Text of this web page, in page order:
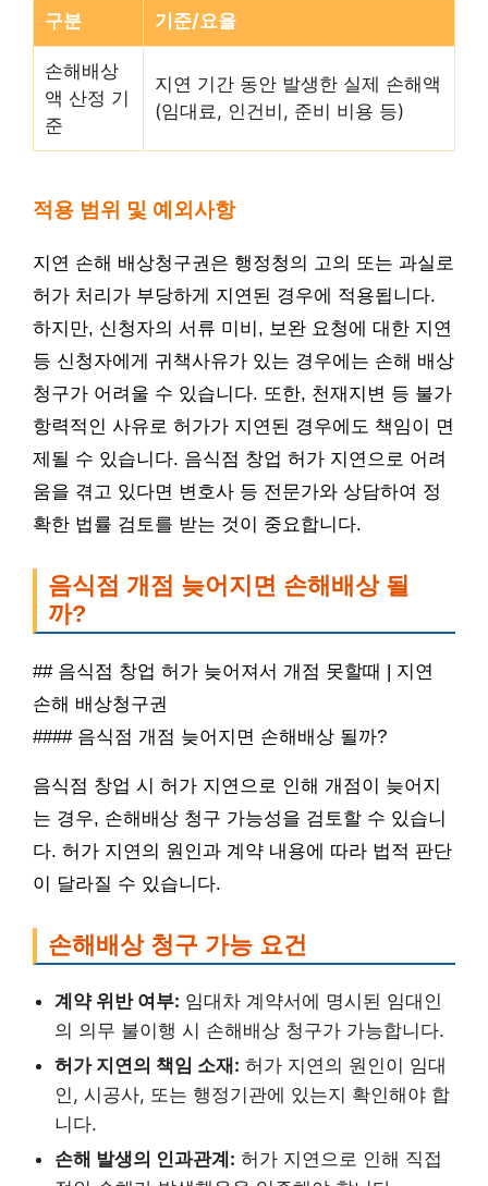
구분 기준/요율
손해배상
액 산정 기
준
지연 기간 동안 발생한 실제 손해액
(임대료, 인건비, 준비 비용 등)
적용 범위 및 예외사항
지연 손해 배상청구권은 행정청의 고의 또는 과실로
허가 처리가 부당하게 지연된 경우에 적용됩니다.
하지만, 신청자의 서류 미비, 보완 요청에 대한 지연
등 신청자에게 귀책사유가 있는 경우에는 손해 배상
청구가 어려울 수 있습니다. 또한, 천재지변 등 불가
항력적인 사유로 허가가 지연된 경우에도 책임이 면
제될 수 있습니다. 음식점 창업 허가 지연으로 어려
움을 겪고 있다면 변호사 등 전문가와 상담하여 정
확한 법률 검토를 받는 것이 중요합니다.
음식점 개점 늦어지면 손해배상 될
까?
## 음식점 창업 허가 늦어져서 개점 못할때 | 지연
손해 배상청구권
#### 음식점 개점 늦어지면 손해배상 될까?
음식점 창업 시 허가 지연으로 인해 개점이 늦어지
는 경우, 손해배상 청구 가능성을 검토할 수 있습니
다. 허가 지연의 원인과 계약 내용에 따라 법적 판단
이 달라질 수 있습니다.
손해배상 청구 가능 요건
계약 위반 여부: 임대차 계약서에 명시된 임대인
의 의무 불이행 시 손해배상 청구가 가능합니다.
허가 지연의 책임 소재: 허가 지연의 원인이 임대
인, 시공사, 또는 행정기관에 있는지 확인해야 합
니다.
손해 발생의 인과관계: 허가 지연으로 인해 직접